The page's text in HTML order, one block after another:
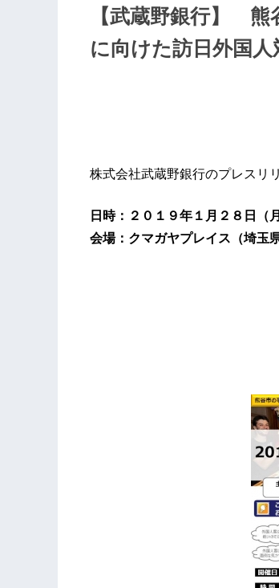
【武蔵野銀行】 熊
に向けた訪日外国
株式会社武蔵野銀行のプレスリ
日時：２０１９年１月２８日（
会場：クマガヤプレイス（埼玉